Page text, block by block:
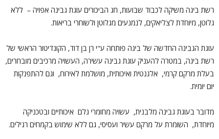
רשת ביגה משיקה לכבוד שבועות, חג הביכורים עוגת גבינה אפויה – ללא
גלוטן, מיוחדת לצליאקים, לנמנעים מגלוטן ולשוחרי בריאות.
עוגת הגבינה החדשה של ביגה פותחה ע"י רן בן דוד, הקונדיטור הראשי של
רשת ביגה, במטרה להעניק עוגת גבינה עשירה, העשויה מרכיבים מובחרים,
בעלת מרקם קרמי, אלגנטית ואיכותית, מושלמת לאירוח, וגם להתפנקות
יום יומית.
מדובר בעוגת גבינה מלבנית, עשויה מחומרי גלם איכותיים ובטכניקה
מיוחדת, השומרת על מרקם עשיר ועסיסי, גם ללא שימוש בקמחים רגילים.